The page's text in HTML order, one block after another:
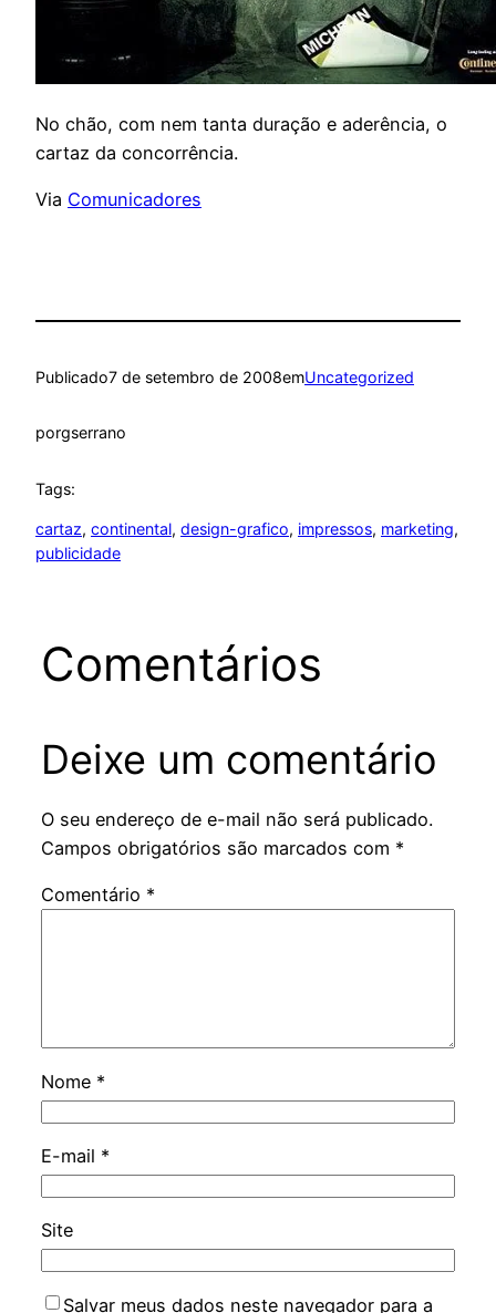
No chão, com nem tanta duração e aderência, o
cartaz da concorrência.
Via Comunicadores
Publicado7 de setembro de 2008emUncategorized
porgserrano
Tags:
cartaz, continental, design-grafico, impressos, marketing
publicidade
Comentários
Deixe um comentário
O seu endereço de e-mail não será publicado.
Campos obrigatórios são marcados com *
Comentário *
Nome *
E-mail *
Site
Salvar meus dados neste navegador para a